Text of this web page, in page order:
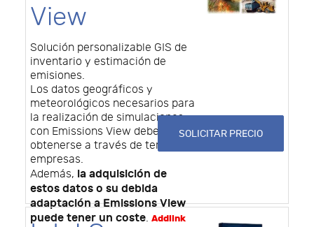
View
Solución personalizable GIS de
inventario y estimación de
emisiones.
Los datos geográficos y
meteorológicos necesarios para
la realización de simulaciones
con Emissions View deben
obtenerse a través de terceras
empresas.
Además, la adquisición de
estos datos o su debida
adaptación a Emissions View
puede tener un coste. Addlink
SOLICITAR PRECIO